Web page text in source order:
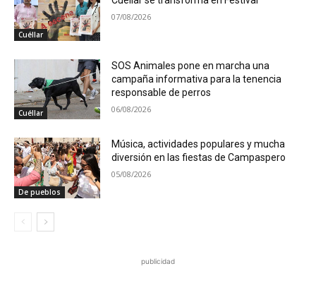
Cuéllar
07/08/2026
Cuéllar
SOS Animales pone en marcha una
campaña informativa para la tenencia
responsable de perros
06/08/2026
De pueblos
Música, actividades populares y mucha
diversión en las fiestas de Campaspero
05/08/2026
publicidad